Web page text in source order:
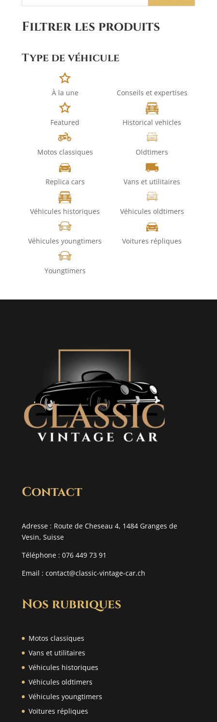
Filtrer les produits
Type de véhicule
À la une Conseils et expertises
Featured Historical vehicles
Motos classiques Oldtimers
Replica cars Vans et utilitaires
Véhicules historiques Véhicules oldtimers
Véhicules youngtimers Voitures répliques
Youngtimers
Contact
Adresse : Route de Cheseau 4, 1484 Granges de
Vesin, Suisse
Téléphone : 076 449 73 91
Email : contact@classic-vintage-car.ch
Nos rubriques
Motos classiques
Vans et utilitaires
Véhicules historiques
Véhicules oldtimers
Véhicules youngtimers
Voitures répliques